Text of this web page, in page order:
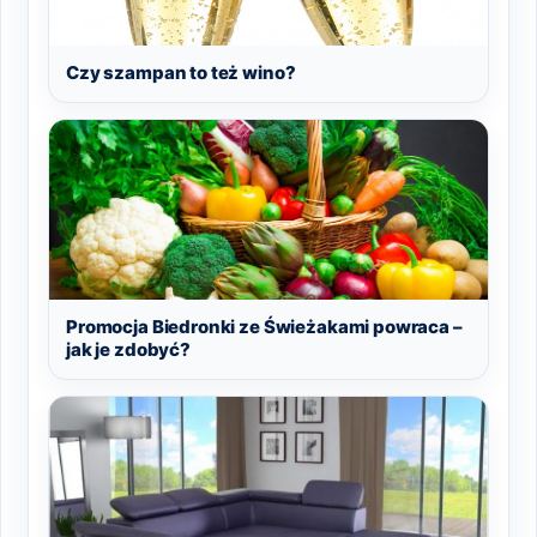
Czy szampan to też wino?
Promocja Biedronki ze Świeżakami powraca –
jak je zdobyć?